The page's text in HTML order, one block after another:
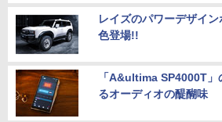
レイズのパワーデザイ
色登場!!
「A&ultima SP4000T
るオーディオの醍醐味